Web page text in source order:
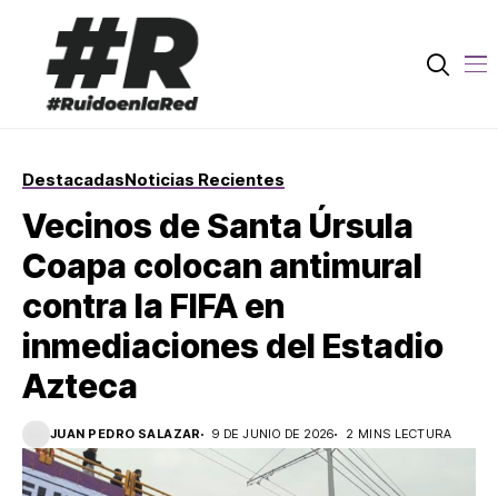
DestacadasNoticias Recientes
Vecinos de Santa Úrsula
Coapa colocan antimural
contra la FIFA en
inmediaciones del Estadio
Azteca
JUAN PEDRO SALAZAR 9 DE JUNIO DE 2026 2 MINS LECTURA